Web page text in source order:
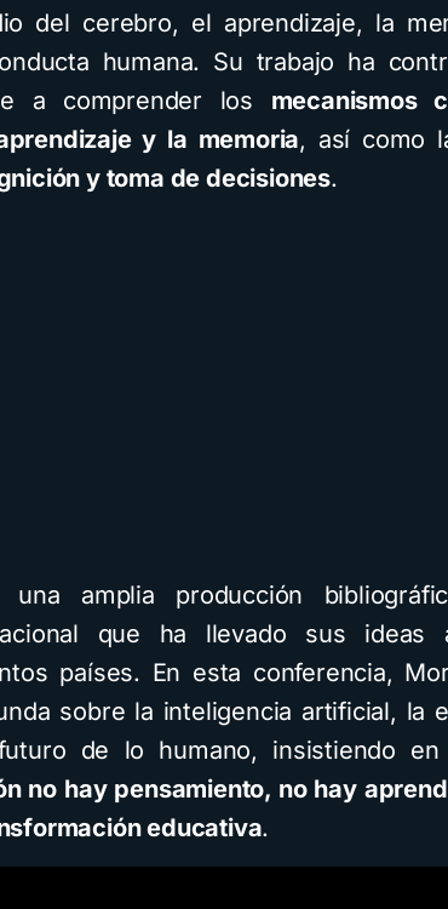
del cerebro, el aprendizaje, la
humana. Su trabajo ha
a comprender los mecanismos
y la memoria, así como
y toma de decisiones.
amplia producción
que ha llevado sus ideas
países. En esta conferencia,
sobre la inteligencia artificial, la
de lo humano, insistiendo en
no hay pensamiento, no hay
educativa.